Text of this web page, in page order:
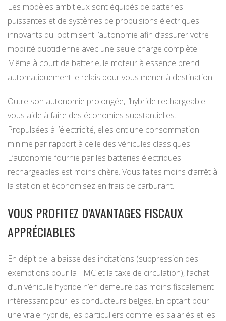
Les modèles ambitieux sont équipés de batteries
puissantes et de systèmes de propulsions électriques
innovants qui optimisent l’autonomie afin d’assurer votre
mobilité quotidienne avec une seule charge complète.
Même à court de batterie, le moteur à essence prend
automatiquement le relais pour vous mener à destination.
Outre son autonomie prolongée, l’hybride rechargeable
vous aide à faire des économies substantielles.
Propulsées à l’électricité, elles ont une consommation
minime par rapport à celle des véhicules classiques.
L’autonomie fournie par les batteries électriques
rechargeables est moins chère. Vous faites moins d’arrêt à
la station et économisez en frais de carburant.
VOUS PROFITEZ D’AVANTAGES FISCAUX
APPRÉCIABLES
En dépit de la baisse des incitations (suppression des
exemptions pour la TMC et la taxe de circulation), l’achat
d’un véhicule hybride n’en demeure pas moins fiscalement
intéressant pour les conducteurs belges. En optant pour
une vraie hybride, les particuliers comme les salariés et les